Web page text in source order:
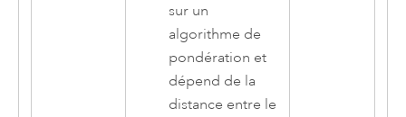
sur un
algorithme de
pondération et
dépend de la
distance entre le